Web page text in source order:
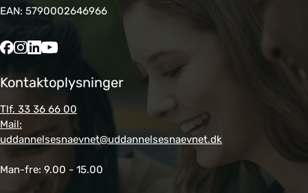
g
å
e
d
e
o
g
ig
EAN: 5790002646966
Kontaktoplysninger
Tlf. 33 36 66 00
Mail:
uddannelsesnaevnet@uddannelsesnaevnet.dk
Man-fre: 9.00 - 15.00